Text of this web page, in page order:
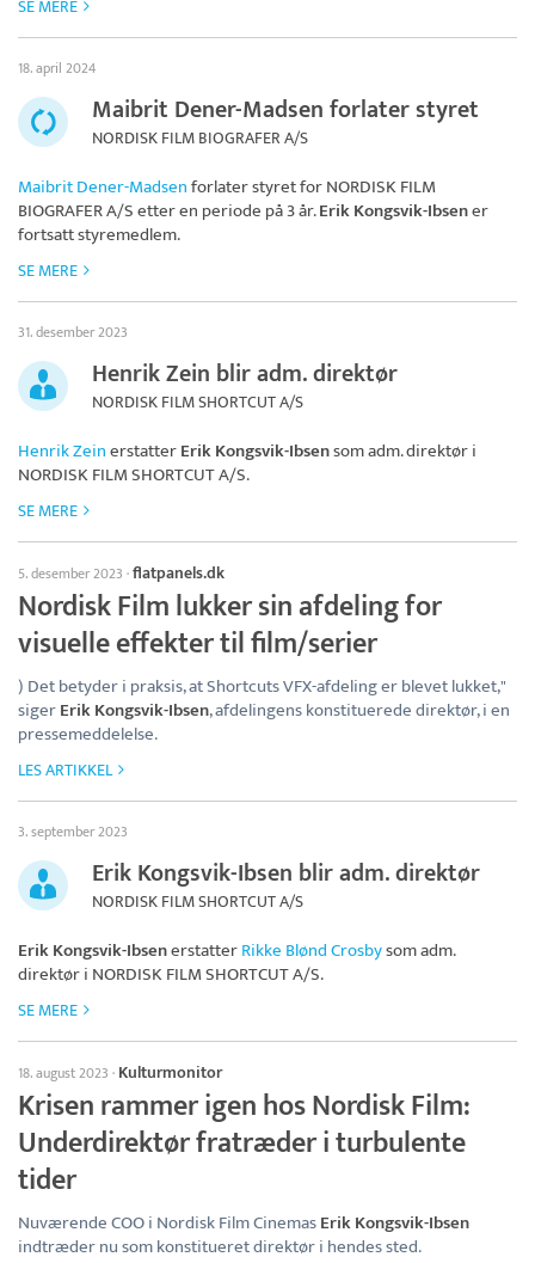
SE MERE
18. april 2024
Maibrit Dener-Madsen forlater styret
NORDISK FILM BIOGRAFER A/S
Maibrit Dener-Madsenforlater styret forNORDISK FILM
BIOGRAFER A/Setter en periode på 3 år.Erik Kongsvik-Ibsener
fortsatt styremedlem.
SE MERE
31. desember 2023
Henrik Zein blir adm. direktør
NORDISK FILM SHORTCUT A/S
Henrik ZeinerstatterErik Kongsvik-Ibsensom adm. direktør i
NORDISK FILM SHORTCUT A/S.
SE MERE
5. desember 2023 ·flatpanels.dk
Nordisk Film lukker sin afdeling for
visuelle effekter til film/serier
) Det betyder i praksis, at Shortcuts VFX-afdeling er blevet lukket,"
sigerErik Kongsvik-Ibsen, afdelingens konstituerede direktør, i en
pressemeddelelse.
LES ARTIKKEL
3. september 2023
Erik Kongsvik-Ibsen blir adm. direktør
NORDISK FILM SHORTCUT A/S
Erik Kongsvik-IbsenerstatterRikke Blønd Crosbysom adm.
direktør i NORDISK FILM SHORTCUT A/S.
SE MERE
18. august 2023 · Kulturmonitor
Krisen rammer igen hos Nordisk Film:
Underdirektør fratræder i turbulente
tider
Nuværende COO i Nordisk Film CinemasErik Kongsvik-Ibsen
indtræder nu som konstitueret direktør i hendes sted.